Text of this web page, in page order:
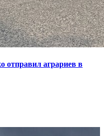
отправил аграриев в